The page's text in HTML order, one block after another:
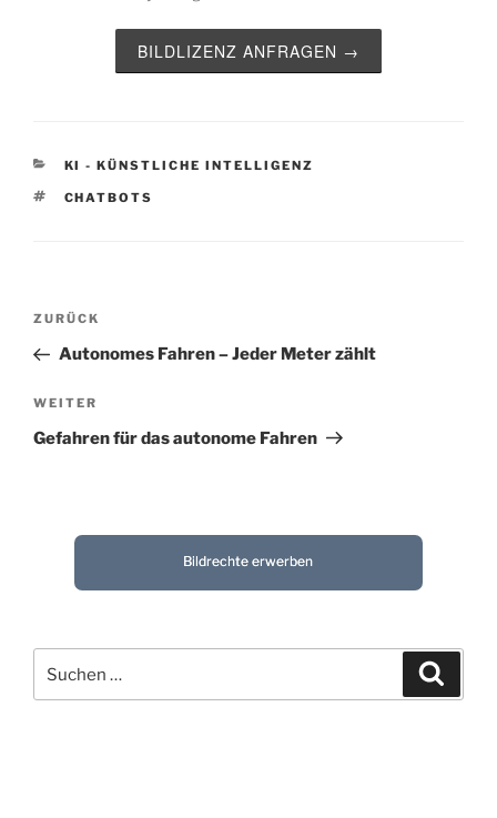
BILDLIZENZ ANFRAGEN →
KATEGORIEN
KI - KÜNSTLICHE INTELLIGENZ
SCHLAGWÖRTER
CHATBOTS
Beitragsnavigation
Vorheriger
Beitrag
ZURÜCK
Autonomes Fahren – Jeder Meter zählt
Nächster
Beitrag
WEITER
Gefahren für das autonome Fahren
Bildrechte erwerben
nach: